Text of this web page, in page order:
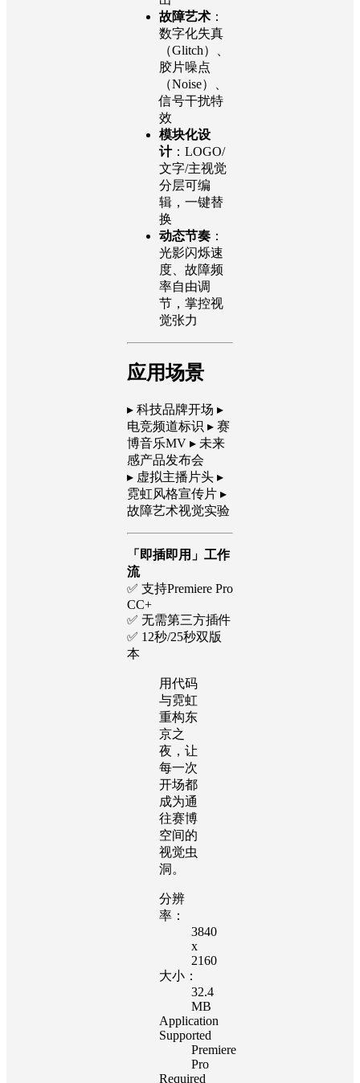
故障艺术 ：
数字化失真
（Glitch）、
胶片噪点
（Noise）、
信号干扰特
效
模块化设
计：LOGO/
文字/主视觉
分层可编
辑，一键替
换
动态节奏 ：
光影闪烁速
度、故障频
率自由调
节，掌控视
觉张力
应用场景
▸ 科技品牌开场 ▸
电竞频道标识 ▸ 赛
博音乐MV ▸ 未来
感产品发布会
▸ 虚拟主播片头 ▸
霓虹风格宣传片 ▸
故障艺术视觉实验
「即插即用」工作
流
✅ 支持Premiere Pro
CC+
✅ 无需第三方插件
✅ 12秒/25秒双版
本
用代码
与霓虹
重构东
京之
夜，让
每一次
开场都
成为通
往赛博
空间的
视觉虫
洞。
分辨
率：
3840
x
2160
大小：
32.4
MB
Application
Supported
Premiere
Pro
Required